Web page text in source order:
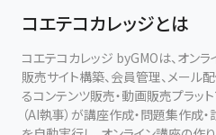
コエテコカレッジとは
コエテコカレッジ byGMOは、オン
販売サイト構築、会員管理、メール
るコンテンツ販売・動画販売プラッ
（AI執事）が講座作成・問題集作成